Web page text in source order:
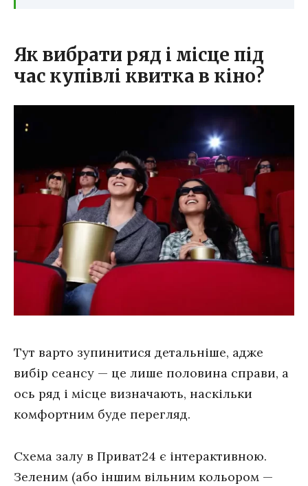
Як вибрати ряд і місце під
час купівлі квитка в кіно?
Тут варто зупинитися детальніше, адже
вибір сеансу — це лише половина справи, а
ось ряд і місце визначають, наскільки
комфортним буде перегляд.
Схема залу в Приват24 є інтерактивною.
Зеленим (або іншим вільним кольором —